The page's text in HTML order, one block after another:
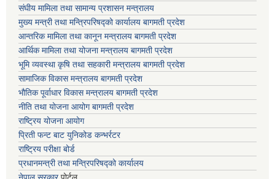
संघीय मामिला तथा सामान्य प्रशासन मन्त्रालय
मुख्य मन्त्री तथा मन्त्रिपरिषद्को कार्यालय बागमती प्रदेश
आन्तरिक मामिला तथा कानून मन्त्रालय बागमती प्रदेश
आर्थिक मामिला तथा योजना मन्त्रालय बागमती प्रदेश
भूमि व्यवस्था कृषि तथा सहकारी मन्त्रालय बागमती प्रदेश
सामाजिक विकास मन्त्रालय बागमती प्रदेश
भौतिक पूर्वाधार विकास मन्त्रालय बागमती प्रदेश
नीति तथा योजना आयोग बागमती प्रदेश
राष्ट्रिय योजना आयोग
प्रिती फन्ट बाट युनिकोड कन्भर्रटर
राष्ट्रिय परीक्षा बोर्ड
प्रधानमन्त्री तथा मन्त्रिपरिषद्को कार्यालय